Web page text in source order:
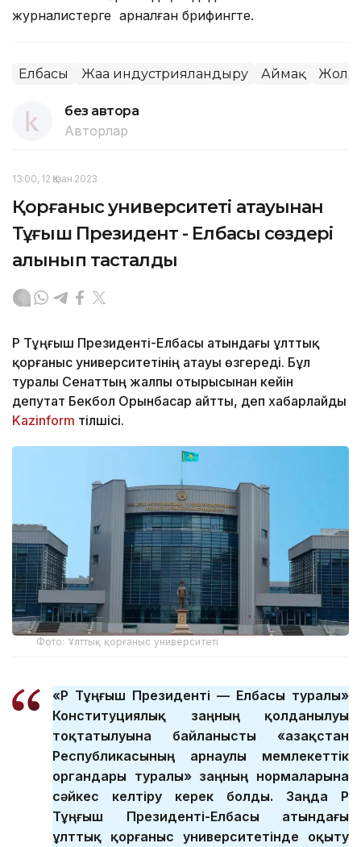
журналистерге арналған брифингте.
Елбасы Жаңа индустрияландыру Аймақ
без автора
Авторлар
13:00, 12 Қазан 2023
Қорғаныс университеті атауынан
Тұңғыш Президент - Елбасы сөздері
алынып тасталды
ҚР Тұңғыш Президенті-Елбасы атындағы ұлттық
қорғаныс университетінің атауы өзгереді. Бұл
туралы Сенаттың жалпы отырысынан кейін
депутат Бекбол Орынбасар айтты, деп хабарлайды
Kazinform тілшісі.
Фото: Ұлттық қорғаныс университеті
«ҚР Тұңғыш Президенті — Елбасы туралы»
Конституциялық заңның қолданылуы
тоқтатылуына байланысты «Қазақстан
Республикасының арнаулы мемлекеттік
органдары туралы» заңның нормаларына
сәйкес келтіру керек болды. Заңда ҚР
Тұңғыш Президенті-Елбасы атындағы
ұлттық қорғаныс университетінде оқыту